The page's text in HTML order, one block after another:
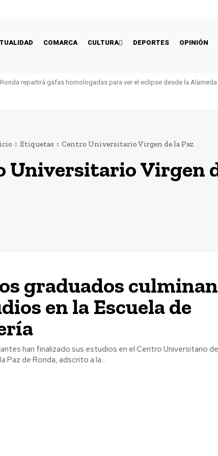
COMARCA CULTURA DEPORTES OPINIÓN
Ronda repartirá gafas homologadas para ver el eclipse desde la Alameda
Etiquetas Centro Universitario Virgen de la Paz
Universitario Virgen
graduados culminan
en la Escuela de
han finalizado sus estudios en el Centro Universitario de
Paz de Ronda, adscrito a la...